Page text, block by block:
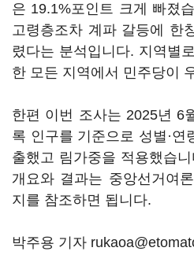
은 19.1%포인트 크게 빠졌
고령층조차 계파 갈등에 한
렸다는 분석입니다. 지역별
한 모든 지역에서 민주당이
한편 이번 조사는 2025년 6
록 인구를 기준으로 성별·연
출했고 림가중을 적용했습
개요와 결과는 중앙선거여
지를 참조하면 됩니다.
박주용 기자